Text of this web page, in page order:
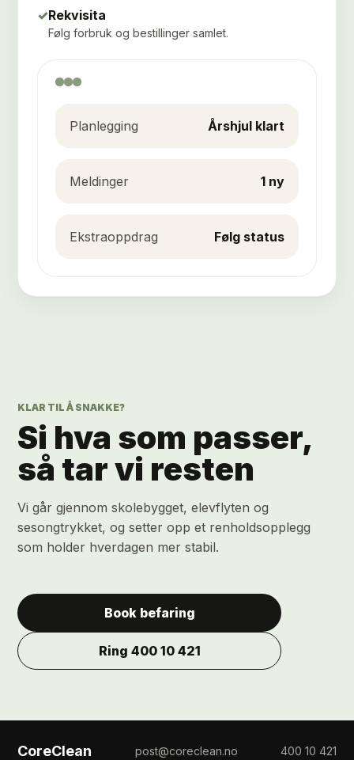
✓Rekvisita
Følg forbruk og bestillinger samlet.
Planlegging Årshjul klart
Meldinger 1 ny
Ekstraoppdrag Følg status
KLAR TIL Å SNAKKE?
Si hva som passer,
så tar vi resten
Vi går gjennom skolebygget, elevflyten og
sesongtrykket, og setter opp et renholdsopplegg
som holder hverdagen mer stabil.
Book befaring
Ring 400 10 421
CoreClean post@coreclean.no
400 10 421